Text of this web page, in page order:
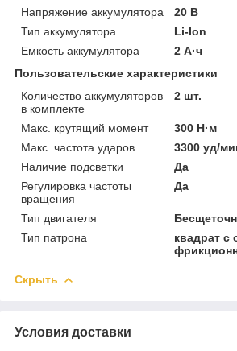
Напряжение аккумулятора
20 В
Тип аккумулятора
Li-Ion
Емкость аккумулятора
2 А·ч
Пользовательские характеристики
Количество аккумуляторов
в комплекте
2 шт.
Макс. крутящий момент
300 Н·м
Макс. частота ударов
3300 уд/
Наличие подсветки
Да
Регулировка частоты
вращения
Да
Тип двигателя
Тип патрона
квадрат с
Скрыть
Условия доставки